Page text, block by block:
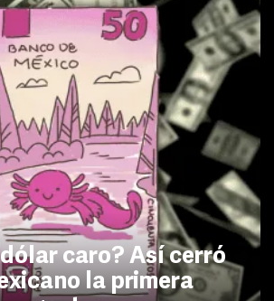
caro? Así cerró
la primera